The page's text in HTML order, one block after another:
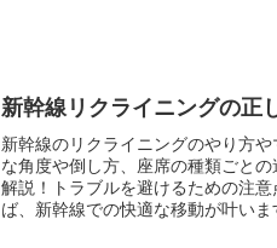
新幹線リクライニングの正
新幹線のリクライニングのやり方
な角度や倒し方、座席の種類ごと
解説！トラブルを避けるための注
ば、新幹線での快適な移動が叶いま